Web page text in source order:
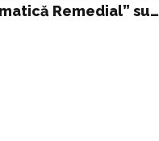
Remedial” sunt